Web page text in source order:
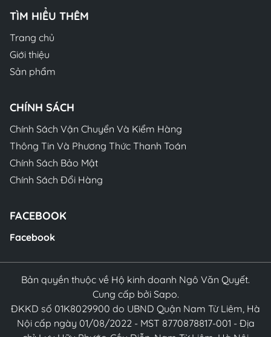
TÌM HIỂU THÊM
Trang chủ
Giới thiệu
Sản phẩm
CHÍNH SÁCH
Chính Sách Vận Chuyển Và Kiểm Hàng
Thông Tin Và Phương Thức Thanh Toán
Chính Sách Bảo Mật
Chính Sách Đổi Hàng
FACEBOOK
Facebook
Bản quyền thuộc về Hộ kinh doanh Ngô Văn Quyết.
Cung cấp bởi Sapo.
ĐKKD số 01K8029900 do UBND Quận Nam Từ Liêm, Hà
Nội cấp ngày 01/08/2022 - MST 8770878817-001 - Địa